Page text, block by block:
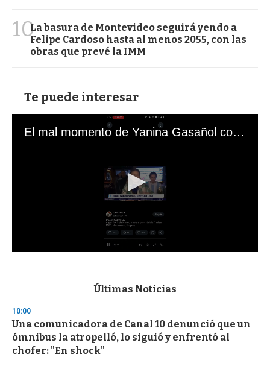
10La basura de Montevideo seguirá yendo a
Felipe Cardoso hasta al menos 2055, con las
obras que prevé la IMM
Te puede interesar
El mal momento de Yanina Gasañol con un hincha argentino en "Subrayado"
s
d
s
o
f
3
Últimas Noticias
10:00
Una comunicadora de Canal 10 denunció que un
ómnibus la atropelló, lo siguió y enfrentó al
chofer: "En shock"